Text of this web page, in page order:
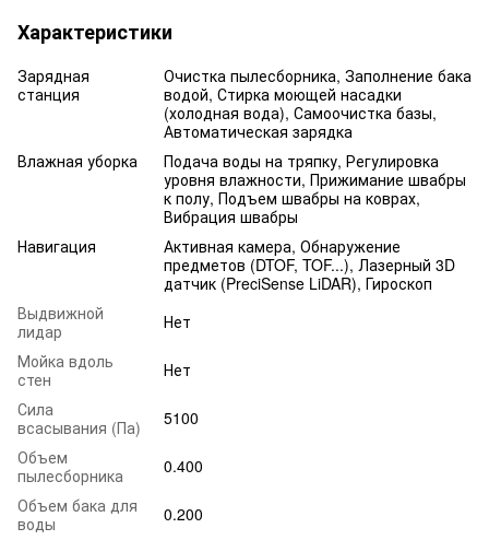
Характеристики
Зарядная
станция
Очистка пылесборника, Заполнение бака
водой, Стирка моющей насадки
(холодная вода), Самоочистка базы,
Автоматическая зарядка
Влажная уборка
Подача воды на тряпку, Регулировка
уровня влажности, Прижимание швабры
к полу, Подъем швабры на коврах,
Вибрация швабры
Навигация
Активная камера, Обнаружение
предметов (DTOF, TOF...), Лазерный 3D
датчик (PreciSense LiDAR), Гироскоп
Выдвижной
лидар
Нет
Мойка вдоль
стен
Нет
Сила
всасывания (Па)
5100
Объем
пылесборника
0.400
Объем бака для
воды
0.200